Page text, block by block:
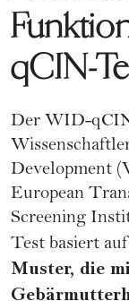
qCIN-
Der WID-
Development
European
Screening
Test basiert
Muster, die